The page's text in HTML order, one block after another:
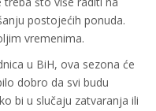
postojećih ponuda.
vremenima.
u BiH, ova sezona će
dobro da svi budu
bi u slučaju zatvaranja ili